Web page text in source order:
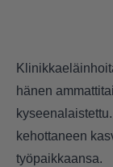
hänen
kehottaneen
työpaikkaansa.